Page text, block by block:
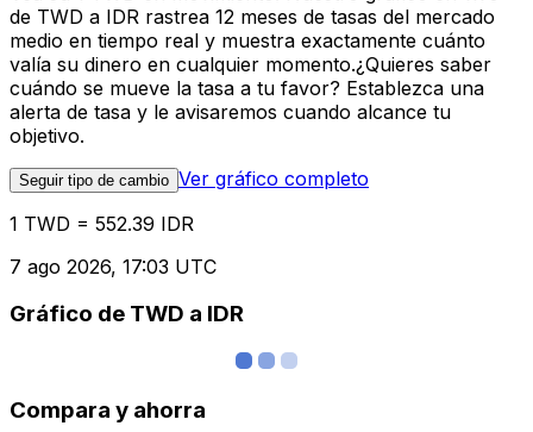
de TWD a IDR rastrea 12 meses de tasas del mercado
medio en tiempo real y muestra exactamente cuánto
valía su dinero en cualquier momento.¿Quieres saber
cuándo se mueve la tasa a tu favor? Establezca una
alerta de tasa y le avisaremos cuando alcance tu
objetivo.
Seguir tipo de cambio Ver gráfico completo
1 TWD = 552.39 IDR
7 ago 2026, 17:03 UTC
Gráfico de TWD a IDR
Compara y ahorra